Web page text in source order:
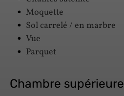
Moquette
Sol carrelé / en marbre
Vue
Parquet
Chambre supérieure